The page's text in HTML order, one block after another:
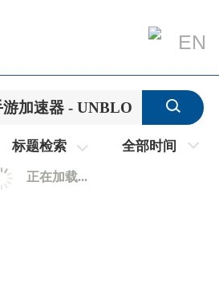
EN
标题检索 全部时间
正在加载...